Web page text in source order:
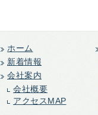
ホーム
新着情報
会社案内
会社概要
アクセスMAP